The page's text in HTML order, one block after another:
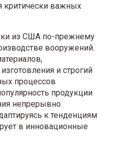
важных
из США по-прежнему
вооружений.
и строгий
процессов
продукции
непрерывно
к тенденциям
в инновационные